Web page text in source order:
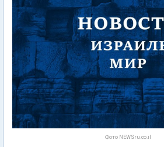
Фото NEWSru.co.il